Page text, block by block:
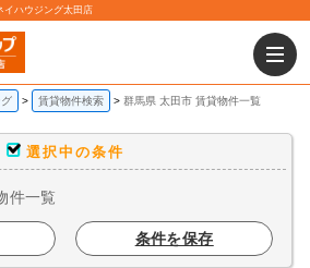
イハウジング太田店
賃貸物件検索 群馬県 太田市 賃貸物件一覧
選択中の条件
件一覧
条件を保存